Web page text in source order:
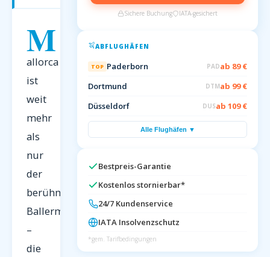
M
allorca
ist
weit
mehr
als
nur
der
berühmte
Ballermann
–
die
Sichere Buchung IATA-gesichert
ABFLUGHÄFEN
TOP Paderborn PADab 89 €
Dortmund
DTMab 99 €
Düsseldorf
DUSab 109 €
Alle Flughäfen ▼
Bestpreis-Garantie
Kostenlos stornierbar*
24/7 Kundenservice
IATA Insolvenzschutz
*gem. Tarifbedingungen